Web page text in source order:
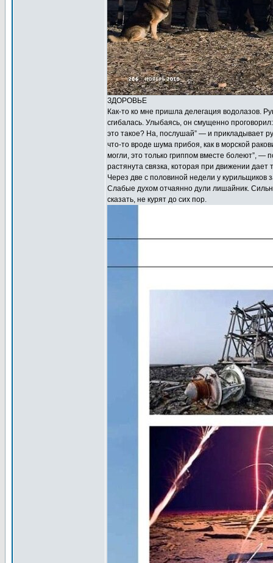
ЗДОРОВЬЕ
Как-то ко мне пришла делегация водолазов.
сгибалась. Улыбаясь, он смущенно
это такое? На, послушай” — и прикладывает
что-то вроде шума прибоя, как в морской
могли, это только гриппом вместе болеют”, —
растянута связка, которая при движении дает
Через две с половиной недели у курильщиков
Слабые духом отчаянно дули лишайник.
сказать, не курят до сих пор.